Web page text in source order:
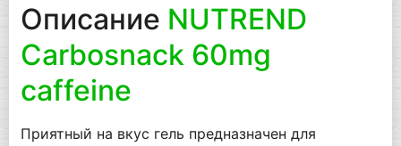
Описание NUTREND
Carbosnack 60mg
caffeine
Приятный на вкус гель предназначен для